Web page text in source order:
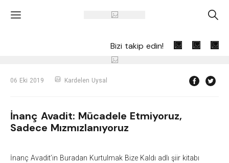
' A
Bizi takip edin!
06 Eki 2019 Kardelen Uysal
İnanç Avadit: Mücadele Etmiyoruz,
Sadece Mızmızlanıyoruz
İnanç Avadit’in Buradan Kurtulmak Bize Kaldı adlı şiir kitabı